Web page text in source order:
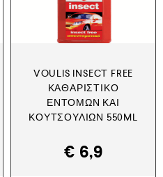
VOULIS INSECT FREE
ΚΑΘΑΡΙΣΤΙΚΌ
ΕΝΤΌΜΩΝ ΚΑΙ
ΚΟΥΤΣΟΥΛΙΏΝ 550ML
€ 6,9